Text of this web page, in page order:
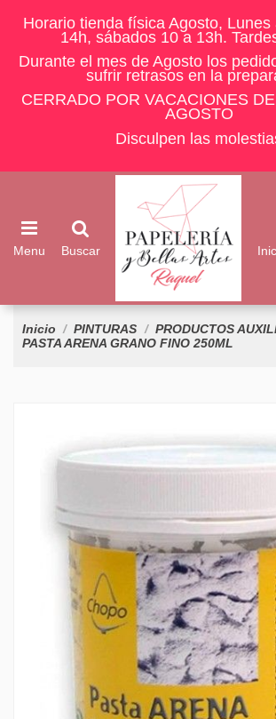
Horario tienda física Agosto, Lunes
14h, sábados 10 a 13h.
Durante el mes de Agosto los
sufrir retrasos en la
CERRADO POR VACACIONES
AGOSTO
Disculpen las
Menu Buscar
Inicio PINTURAS
PRODUCTOS
PASTA ARENA GRANO FINO 250ML